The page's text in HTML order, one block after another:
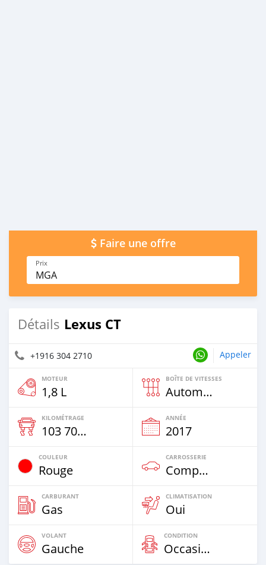
Faire une offre
Prix
MGA
Détails Lexus CT
+1916 304 2710 Appeler
MOTEUR
1,8 L
BOÎTE DE VITESSES
Automatique
KILOMÉTRAGE
103 700 Km
ANNÉE
2017
COULEUR
Rouge
CARROSSERIE
Compacte
CARBURANT
Gas
CLIMATISATION
Oui
VOLANT
Gauche
CONDITION
Occasion